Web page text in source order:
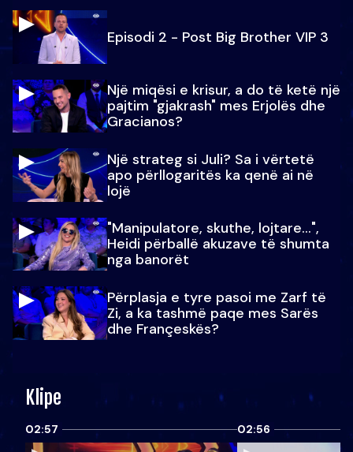
Episodi 2 - Post Big Brother VIP 3
Një miqësi e krisur, a do të ketë një
pajtim "gjakrash" mes Erjolës dhe
Gracianos?
Një strateg si Juli? Sa i vërtetë
apo përllogaritës ka qenë ai në
lojë
"Manipulatore, skuthe, lojtare...",
Heidi përballë akuzave të shumta
nga banorët
Përplasja e tyre pasoi me Zarf të
Zi, a ka tashmë paqe mes Sarës
dhe Françeskës?
Klipe
02:57 02:56